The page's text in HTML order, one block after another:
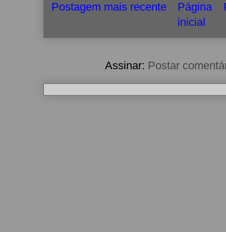
Postagem mais recente
Página
inicial
Assinar: Postar